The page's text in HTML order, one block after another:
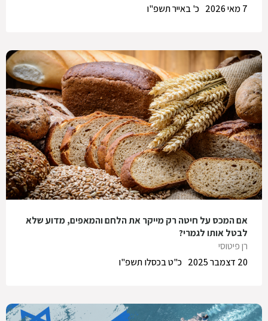
כ' באייר תשפ"ו
7 מאי 2026
אם המכס על חיטה רק מייקר את הלחם והמאפים, מדוע שלא
לבטל אותו לגמרי?
רן פיטוסי
כ"ט בכסלו תשפ"ו
20 דצמבר 2025